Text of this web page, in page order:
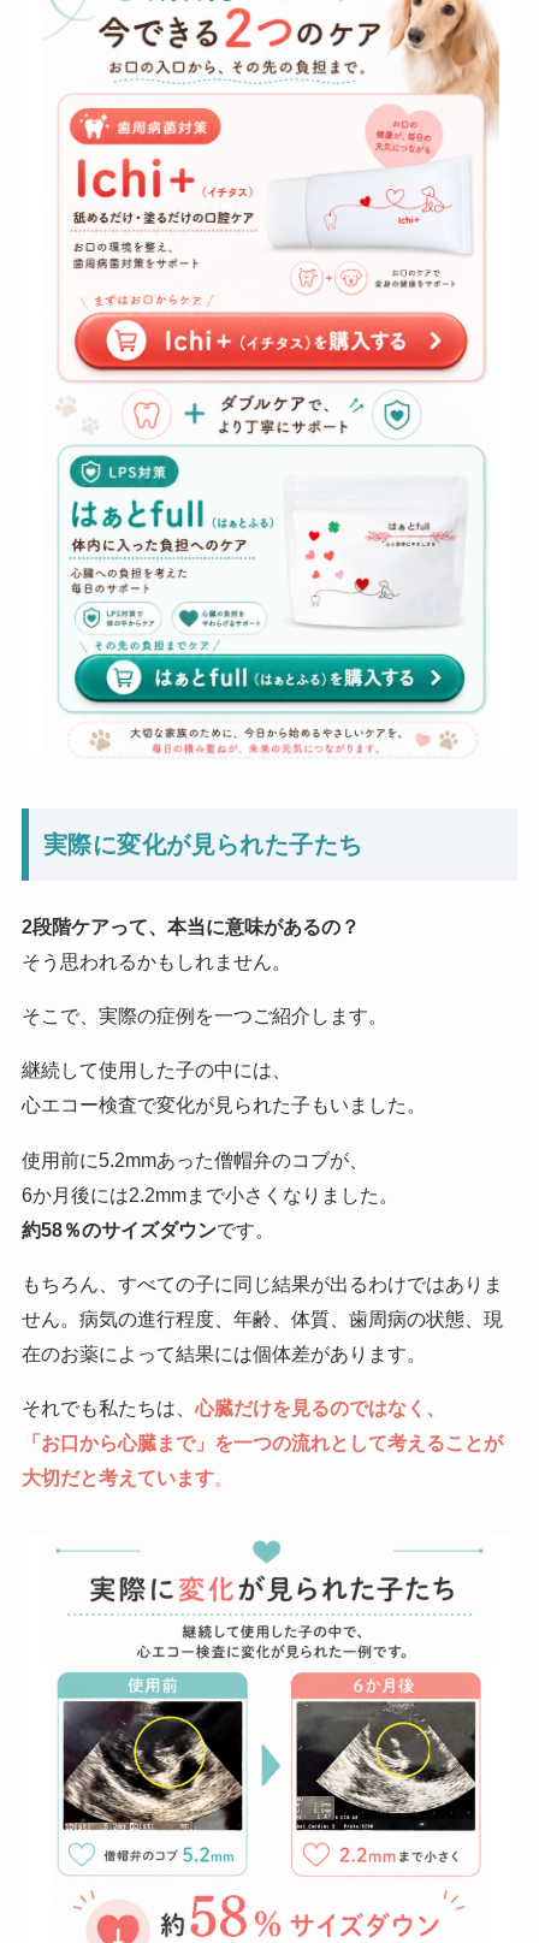
実際に変化が見られた子たち
2段階ケアって、本当に意味があるの？
そう思われるかもしれません。
そこで、実際の症例を一つご紹介します。
継続して使用した子の中には、
心エコー検査で変化が見られた子もいました。
使用前に5.2mmあった僧帽弁のコブが、
6か月後には2.2mmまで小さくなりました。
約58％のサイズダウンです。
もちろん、すべての子に同じ結果が出るわけではありま
せん。病気の進行程度、年齢、体質、歯周病の状態、現
在のお薬によって結果には個体差があります。
それでも私たちは、心臓だけを見るのではなく、
「お口から心臓まで」を一つの流れとして考えることが
大切だと考えています。